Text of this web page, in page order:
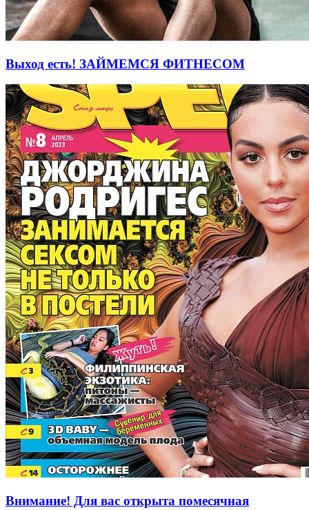
Выход есть! ЗАЙМЕМСЯ ФИТНЕСОМ
Внимание! Для вас открыта помесячная